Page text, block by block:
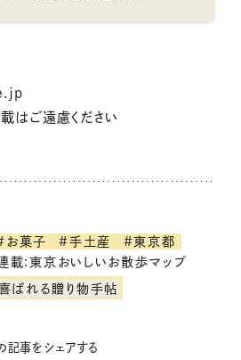
はご遠慮ください
お菓子 #手土産
#東京都
載:東京おいしいお散歩マップ
ばれる贈り物手帖
記事をシェアする